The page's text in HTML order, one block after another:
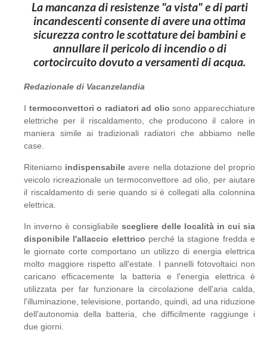
La mancanza di resistenze "a vista" e di parti
incandescenti consente di avere una ottima
sicurezza contro le scottature dei bambini e
annullare il pericolo di incendio o di
cortocircuito dovuto a versamenti di acqua.
Redazionale di Vacanzelandia
I termoconvettori o radiatori ad olio sono apparecchiature
elettriche per il riscaldamento, che producono il calore in
maniera simile ai tradizionali radiatori che abbiamo nelle
case.
Riteniamo indispensabile avere nella dotazione del proprio
veicolo ricreazionale un termoconvettore ad olio, per aiutare
il riscaldamento di serie quando si è collegati alla colonnina
elettrica.
In inverno è consigliabile scegliere delle località in cui sia
disponibile l'allaccio elettrico perché la stagione fredda e
le giornate corte comportano un utilizzo di energia elettrica
molto maggiore rispetto all'estate. I pannelli fotovoltaici non
caricano efficacemente la batteria e l'energia elettrica è
utilizzata per far funzionare la circolazione dell'aria calda,
l'illuminazione, televisione, portando, quindi, ad una riduzione
dell'autonomia della batteria, che difficilmente raggiunge i
due giorni.